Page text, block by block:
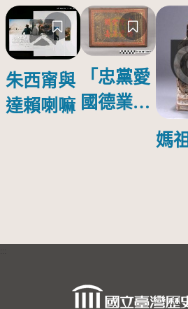
朱西甯與
達賴喇嘛
「忠黨愛
國德業並
媽祖